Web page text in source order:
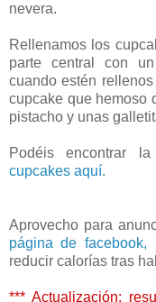
nevera.
Rellenamos los
parte central con
cuando estén
cupcake que hemoso
pistacho y unas
Podéis encontrar la
cupcakes aquí.
Aprovecho para
página de facebook,
reducir calorías tras
*** Actualización: